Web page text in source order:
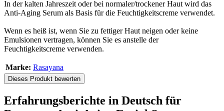
In der kalten Jahreszeit oder bei normaler/trockener Haut wird das
Anti-Aging Serum als Basis für die Feuchtigkeitscreme verwendet.
Wenn es heiß ist, wenn Sie zu fettiger Haut neigen oder keine
Emulsionen vertragen, können Sie es anstelle der
Feuchtigkeitscreme verwenden.
Marke: Rasayana
Dieses Produkt bewerten
Erfahrungsberichte in Deutsch für